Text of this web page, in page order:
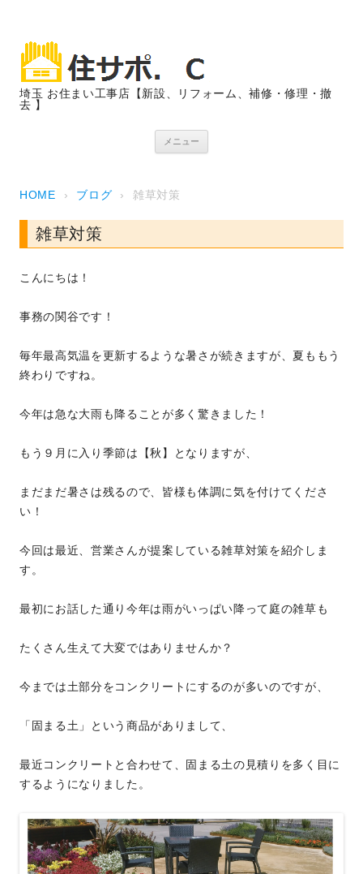
埼玉 お住まい工事店【新設、リフォーム、補修・修理・撤
去 】
メニュー
HOME › ブログ › 雑草対策
雑草対策
こんにちは！
事務の関谷です！
毎年最高気温を更新するような暑さが続きますが、夏ももう
終わりですね。
今年は急な大雨も降ることが多く驚きました！
もう９月に入り季節は【秋】となりますが、
まだまだ暑さは残るので、皆様も体調に気を付けてくださ
い！
今回は最近、営業さんが提案している雑草対策を紹介しま
す。
最初にお話した通り今年は雨がいっぱい降って庭の雑草も
たくさん生えて大変ではありませんか？
今までは土部分をコンクリートにするのが多いのですが、
「固まる土」という商品がありまして、
最近コンクリートと合わせて、固まる土の見積りを多く目に
するようになりました。